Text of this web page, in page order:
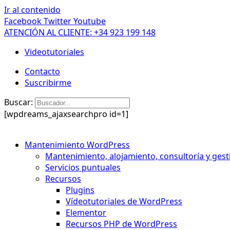
Ir al contenido
FacebookTwitterYoutube
ATENCIÓN AL CLIENTE: +34 923 199 148
Videotutoriales
Contacto
Suscribirme
Buscar:
[wpdreams_ajaxsearchpro id=1]
Mantenimiento WordPress
Mantenimiento, alojamiento, consultoría y
Servicios puntuales
Recursos
Plugins
Vídeotutoriales de WordPress
Elementor
Recursos PHP de WordPress